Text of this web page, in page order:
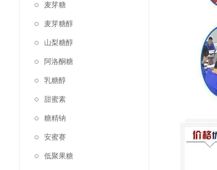
麦芽糖
麦芽糖醇
山梨糖醇
阿洛酮糖
乳糖醇
甜蜜素
糖精钠
安蜜赛
低聚果糖